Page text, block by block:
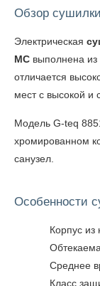
Обзор
Электрическая
MC выполнена
отличается
мест с высокой и
Модель G-teq
хромированном
санузел.
Особенности
Корпус
Среднее
Класс